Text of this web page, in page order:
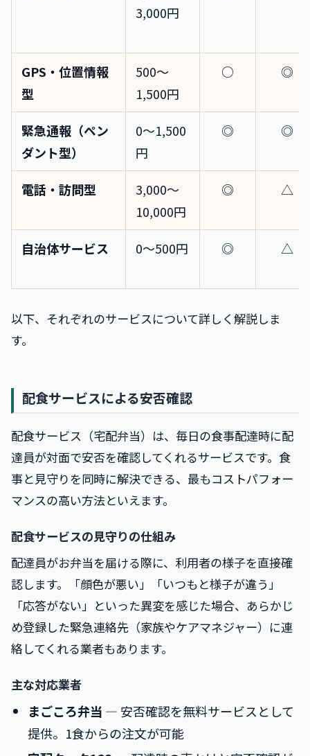
3,000円
GPS・位置情報
型
500〜
1,500円
○ ◎
緊急通報（ペン
ダント型）
0〜1,500
円
◎ ◎
電話・訪問型
3,000〜
10,000円
◎ △
自治体サービス 0〜500円 ◎ △
以下、それぞれのサービスについて詳しく解説しま
す。
配食サービスによる安否確認
配食サービス（宅配弁当）は、毎日の食事配達時に配
達員が対面で安否を確認してくれるサービスです。食
事と見守りを同時に解決できる、最もコストパフォー
マンスの高い方法といえます。
配食サービスの見守りの仕組み
配達員がお弁当を届ける際に、利用者の様子を直接確
認します。「顔色が悪い」「いつもと様子が違う」
「応答がない」といった異変を感じた場合、あらかじ
め登録した緊急連絡先（家族やケアマネジャー）に連
絡してくれる業者もあります。
主な対応業者
まごころ弁当 ― 安否確認を無料サービスとして
提供。1食からの注文が可能